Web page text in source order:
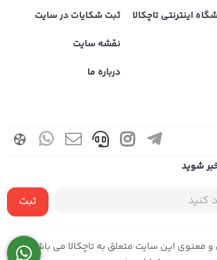
اینترنتی تاچکالا
ثبت شکایات در سایت
نقشه سایت
درباره ما
شوید
ثبت
معنوی این سایت متعلق به تاچکالا می باشد |